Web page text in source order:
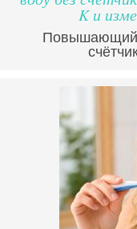
K и
Повышающий